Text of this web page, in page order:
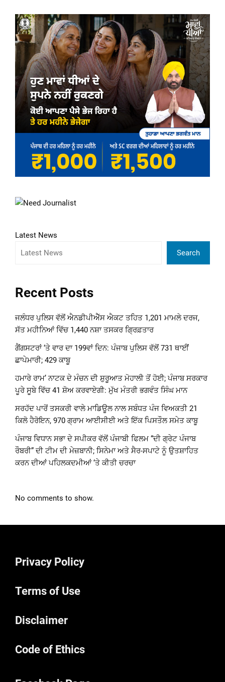
Latest News
Search
Recent Posts
ਜਲੰਧਰ ਪੁਲਿਸ ਵੱਲੋਂ ਐਨਡੀਪੀਐੱਸ ਐਕਟ ਤਹਿਤ 1,201 ਮਾਮਲੇ ਦਰਜ,
ਸੱਤ ਮਹੀਨਿਆਂ ਵਿੱਚ 1,440 ਨਸ਼ਾ ਤਸਕਰ ਗ੍ਰਿਫ਼ਤਾਰ
ਗੈਂਗਸਟਰਾਂ ‘ਤੇ ਵਾਰ ਦਾ 199ਵਾਂ ਦਿਨ: ਪੰਜਾਬ ਪੁਲਿਸ ਵੱਲੋਂ 731 ਥਾਈਂ
ਛਾਪੇਮਾਰੀ; 429 ਕਾਬੂ
ਹਮਾਰੇ ਰਾਮ’ ਨਾਟਕ ਦੇ ਮੰਚਨ ਦੀ ਸ਼ੁਰੂਆਤ ਮੋਹਾਲੀ ਤੋਂ ਹੋਈ; ਪੰਜਾਬ ਸਰਕਾਰ
ਪੂਰੇ ਸੂਬੇ ਵਿੱਚ 41 ਸ਼ੋਅ ਕਰਵਾਏਗੀ: ਮੁੱਖ ਮੰਤਰੀ ਭਗਵੰਤ ਸਿੰਘ ਮਾਨ
ਸਰਹੱਦ ਪਾਰੋਂ ਤਸਕਰੀ ਵਾਲੇ ਮਾਡਿਊਲ ਨਾਲ ਸਬੰਧਤ ਪੰਜ ਵਿਅਕਤੀ 21
ਕਿਲੋ ਹੈਰੋਇਨ, 970 ਗ੍ਰਾਮ ਆਈਸੀਈ ਅਤੇ ਇੱਕ ਪਿਸਤੌਲ ਸਮੇਤ ਕਾਬੂ
ਪੰਜਾਬ ਵਿਧਾਨ ਸਭਾ ਦੇ ਸਪੀਕਰ ਵੱਲੋਂ ਪੰਜਾਬੀ ਫਿਲਮ “ਦੀ ਗ੍ਰੇਟ ਪੰਜਾਬ
ਰੌਬਰੀ” ਦੀ ਟੀਮ ਦੀ ਮੇਜ਼ਬਾਨੀ; ਸਿਨੇਮਾ ਅਤੇ ਸੈਰ-ਸਪਾਟੇ ਨੂੰ ਉਤਸ਼ਾਹਿਤ
ਕਰਨ ਦੀਆਂ ਪਹਿਲਕਦਮੀਆਂ ‘ਤੇ ਕੀਤੀ ਚਰਚਾ
No comments to show.
Privacy Policy
Terms of Use
Disclaimer
Code of Ethics